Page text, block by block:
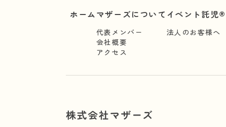
ホームマザーズについて
代表メンバー
会社概要
アクセス
イベント託児®︎
法人のお客様へ
株式会社マザーズ